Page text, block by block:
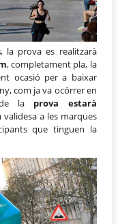
, la prova es realitzarà
, completament pla, la
ocasió per a baixar
com ja va ocórrer en
la prova estarà
a les marques
que tinguen la